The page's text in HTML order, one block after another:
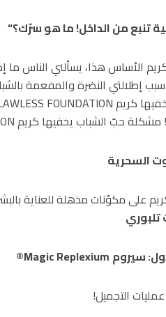
تنبع من الداخل!ما هو سرّك؟“
الأساس هذا، يسألني الناس
إطلالتي النضرة والمفعمة
السحرية
على مكوّنات مذهلة للعناية
:سيروم Magic Replexium®
التجميل!